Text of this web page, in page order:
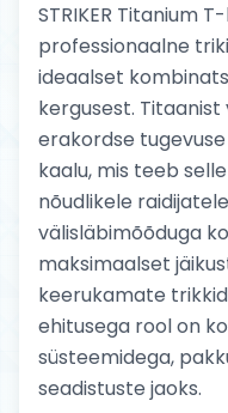
STRIKER Titanium
professionaalne
ideaalset
kergusest.
erakordse
kaalu, mis teeb
nõudlikele
välisläbimõõduga
maksimaalset
keerukamate
ehitusega rool on
süsteemidega,
seadistuste jaoks.